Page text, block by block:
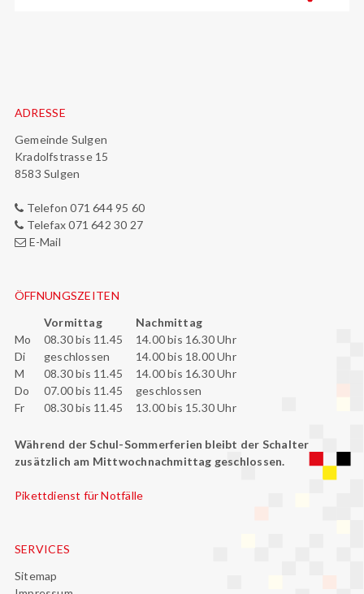
Footer
ADRESSE
Gemeinde Sulgen
Kradolfstrasse 15
8583 Sulgen
Telefon 071 644 95 60
Telefax 071 642 30 27
E-Mail
ÖFFNUNGSZEITEN
Vormittag
Nachmittag
Mo
08.30 bis 11.45
14.00 bis 16.30 Uhr
Di
geschlossen
14.00 bis 18.00 Uhr
M
08.30 bis 11.45
14.00 bis 16.30 Uhr
Do
07.00 bis 11.45
geschlossen
Fr
08.30 bis 11.45 13.00 bis 15.30 Uhr
Während der Schul-Sommerferien bleibt der Schalter
zusätzlich am Mittwochnachmittag geschlossen.
Pikettdienst für Notfälle
SERVICES
Sitemap